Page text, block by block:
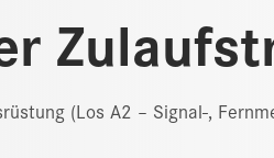
(Los A2 – Signal-,